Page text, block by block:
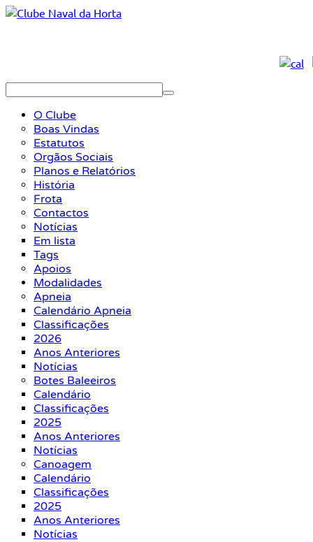
O Clube
Boas Vindas
Estatutos
Orgãos Sociais
Planos e Relatórios
História
Frota
Contactos
Notícias
Em lista
Tags
Apoios
Modalidades
Apneia
Calendário Apneia
Classificações
2026
Anos Anteriores
Notícias
Botes Baleeiros
Calendário
Classificações
2025
Anos Anteriores
Notícias
Canoagem
Calendário
Classificações
2025
Anos Anteriores
Notícias